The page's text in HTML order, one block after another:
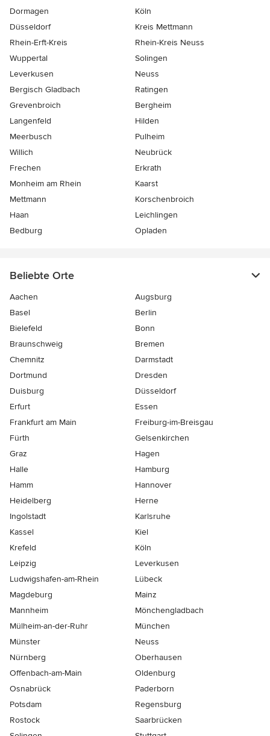
Dormagen
Köln
Düsseldorf
Kreis Mettmann
Rhein-Erft-Kreis
Rhein-Kreis Neuss
Wuppertal
Solingen
Leverkusen
Neuss
Bergisch Gladbach
Ratingen
Grevenbroich
Bergheim
Langenfeld
Hilden
Meerbusch
Pulheim
Willich
Neubrück
Frechen
Erkrath
Monheim am Rhein
Kaarst
Mettmann
Korschenbroich
Haan
Leichlingen
Bedburg
Opladen
Beliebte Orte
Aachen
Augsburg
Basel
Berlin
Bielefeld
Bonn
Braunschweig
Bremen
Chemnitz
Darmstadt
Dortmund
Dresden
Duisburg
Düsseldorf
Erfurt
Essen
Frankfurt am Main
Freiburg-im-Breisgau
Fürth
Gelsenkirchen
Graz
Hagen
Halle
Hamburg
Hamm
Hannover
Heidelberg
Herne
Ingolstadt
Karlsruhe
Kassel
Kiel
Krefeld
Köln
Leipzig
Leverkusen
Ludwigshafen-am-Rhein
Lübeck
Magdeburg
Mainz
Mannheim
Mönchen­gladbach
Mülheim-an-der-Ruhr
München
Münster
Neuss
Nürnberg
Oberhausen
Offenbach-am-Main
Oldenburg
Osnabrück
Paderborn
Potsdam
Regensburg
Rostock
Saarbrücken